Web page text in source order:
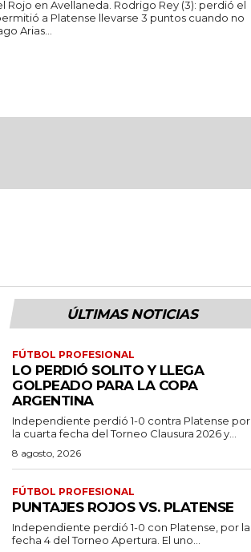
Rodrigo Rey (3): perdió el
a Platense llevarse 3 puntos cuando no
nada. Santiago Arias...
ÚLTIMAS NOTICIAS
FÚTBOL PROFESIONAL
LO PERDIÓ SOLITO Y LLEGA
GOLPEADO PARA LA COPA
ARGENTINA
Independiente perdió 1-0 contra Platense por
la cuarta fecha del Torneo Clausura 2026 y...
8 agosto, 2026
FÚTBOL PROFESIONAL
PUNTAJES ROJOS VS. PLATENSE
Independiente perdió 1-0 con Platense, por la
fecha 4 del Torneo Apertura. El uno...